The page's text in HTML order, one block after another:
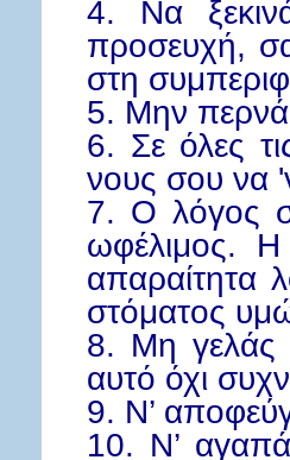
4. Να
προσευχή,
στη
5. Μην
6. Σε όλες
νους σου να
7. Ο λόγος
ωφέλιμος.
απαραίτητα
στόματος
8. Μη γελάς
αυτό όχι
9. Ν’
10. Ν’